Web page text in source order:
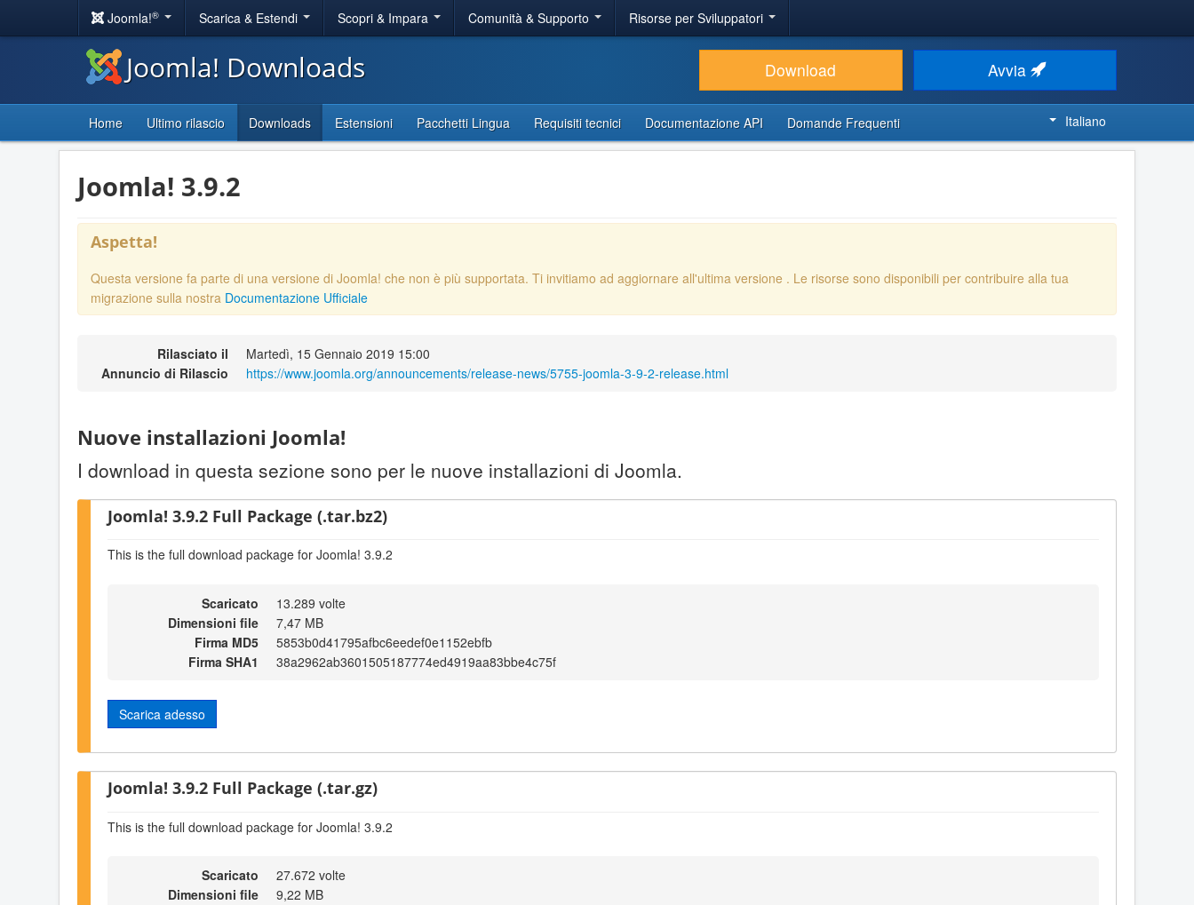
Joomla!® Scarica & Estendi Scopri & Impara Comunità & Supporto Risorse per Sviluppatori
Joomla! Downloads Download Avvia
Home Ultimo rilascio Downloads Estensioni Pacchetti Lingua Requisiti tecnici Documentazione API Domande Frequenti Italiano
Joomla! 3.9.2
Aspetta!
Questa versione fa parte di una versione di Joomla! che non è più supportata. Ti invitiamo ad aggiornare all'ultima versione . Le risorse sono disponibili per contribuire alla tua
migrazione sulla nostra Documentazione Ufficiale
Rilasciato il
Martedì, 15 Gennaio 2019 15:00
Annuncio di Rilascio
https://www.joomla.org/announcements/release-news/5755-joomla-3-9-2-release.html
Nuove installazioni Joomla!
I download in questa sezione sono per le nuove installazioni di Joomla.
Joomla! 3.9.2 Full Package (.tar.bz2)
This is the full download package for Joomla! 3.9.2
Scaricato
13.289 volte
Dimensioni file
7,47 MB
Firma MD5
5853b0d41795afbc6eedef0e1152ebfb
Firma SHA1
38a2962ab3601505187774ed4919aa83bbe4c75f
Scarica adesso
Joomla! 3.9.2 Full Package (.tar.gz)
This is the full download package for Joomla! 3.9.2
Scaricato
27.672 volte
Dimensioni file
9,22 MB